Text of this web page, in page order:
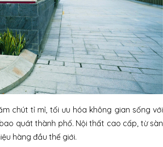
chút tỉ mỉ, tối ưu hóa không gian sống với
quát thành phố. Nội thất cao cấp, từ sàn
hàng đầu thế giới.